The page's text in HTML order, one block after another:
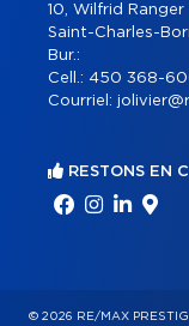
10, Wilfrid Ranger
Saint-Charles-
Bur.:
Cell.: 450 368-
Courriel:
RESTONS EN
© 2026 RE/MAX